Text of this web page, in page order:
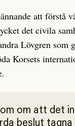
att förstå
det civila
Lövgren som
Korsets
om att det
beslut tagna